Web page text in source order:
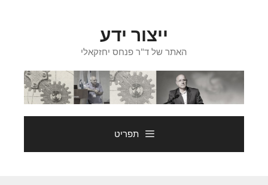
ייצור ידע
האתר של ד"ר פנחס יחזקאלי
תפריט